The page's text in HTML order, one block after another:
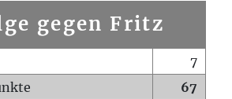
gegen Fritz
7
67